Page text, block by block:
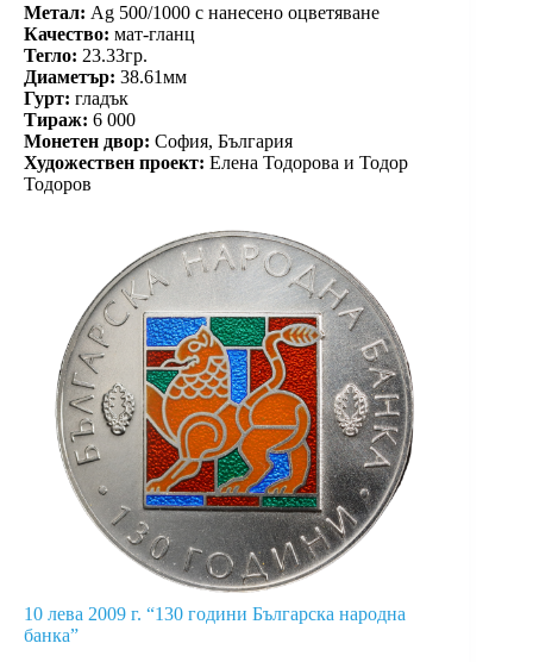
Метал: Ag 500/1000 с нанесено оцветяване
Качество: мат-гланц
Тегло: 23.33гр.
Диаметър: 38.61мм
Гурт: гладък
Тираж: 6 000
Монетен двор: София, България
Художествен проект: Елена Тодорова и Тодор
Тодоров
10 лева 2009 г. “130 години Българска народна
банка”